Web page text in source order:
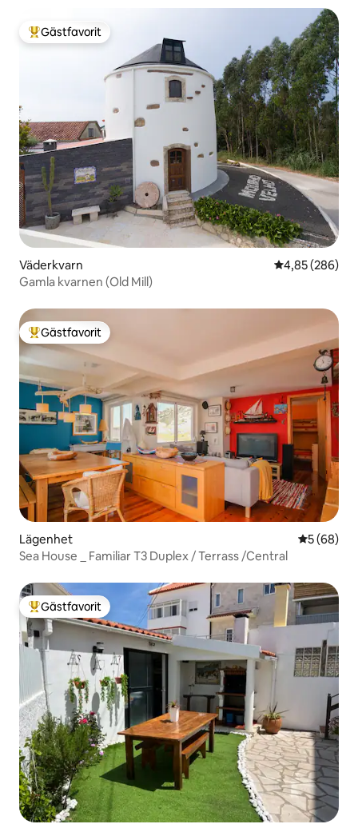
Populär gästfavorit
Gästfavorit
Väderkvarn 4,85 av 5 i
4,85 (286)
Gamla kvarnen (Old Mill)
Populär gästfavorit
Gästfavorit
Lägenhet 5 av 5 i
5 (68)
Sea House _ Familiar T3 Duplex / Terrass /Central
Populär gästfavorit
Gästfavorit